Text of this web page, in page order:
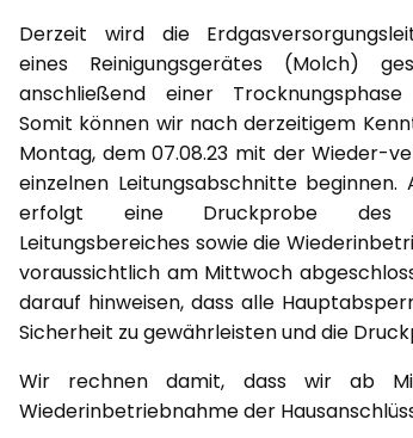
Derzeit wird die
eines Reinigungsgerätes (Molch)
anschließend einer Trocknungsphase
Somit können wir nach derzeitigem
Montag, dem 07.08.23 mit der Wieder-
einzelnen Leitungsabschnitte beginnen.
erfolgt eine Druckprobe des
Leitungsbereiches sowie die
voraussichtlich am Mittwoch
darauf hinweisen, dass alle
Sicherheit zu gewährleisten und die
Wir rechnen damit, dass wir ab
Wiederinbetriebnahme der